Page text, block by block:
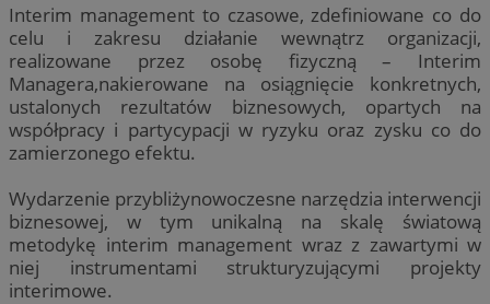
Interim management to czasowe, zdefiniowane co do
celu i zakresu działanie wewnątrz organizacji,
realizowane przez osobę fizyczną – Interim
Managera,nakierowane na osiągnięcie konkretnych,
ustalonych rezultatów biznesowych, opartych na
współpracy i partycypacji w ryzyku oraz zysku co do
zamierzonego efektu.
Wydarzenie przybliżynowoczesne narzędzia interwencji
biznesowej, w tym unikalną na skalę światową
metodykę interim management wraz z zawartymi w
niej instrumentami strukturyzującymi projekty
interimowe.